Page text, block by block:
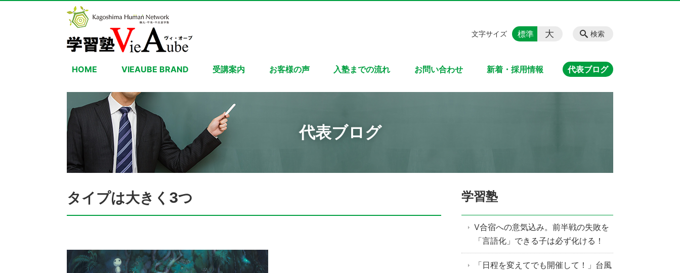
HOME VIEAUBE BRAND 受講案内 お客様の声 入塾までの流れ お問い合わせ 新着・採用情報 代表ブログ
検索
文字サイズ 標準 大
代表ブログ
タイプは大きく3つ 学習塾
V合宿への意気込み。前半戦の失敗を
「言語化」できる子は必ず化ける！
「日程を変えてでも開催して！」台風